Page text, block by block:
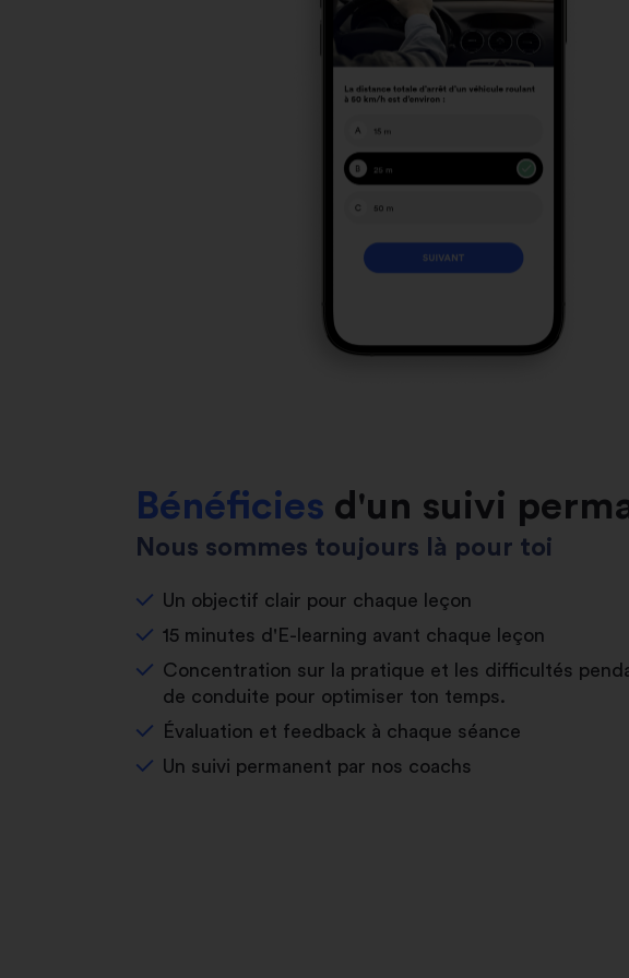
Bénéficies d'un suivi
Nous sommes toujours là pour toi
Un objectif clair pour chaque leçon
15 minutes d'E-learning avant chaque leçon
Concentration sur la pratique et les difficultés
de conduite pour optimiser ton temps.
Évaluation et feedback à chaque séance
Un suivi permanent par nos coachs